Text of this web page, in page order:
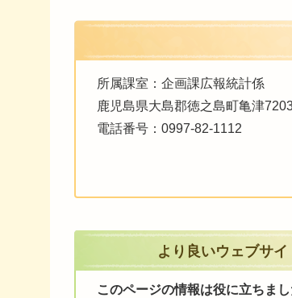
所属課室：企画課広報統計係
鹿児島県大島郡徳之島町亀津
電話番号：0997-82-1112
より良いウェブサ
このページの情報は役に立ちまし